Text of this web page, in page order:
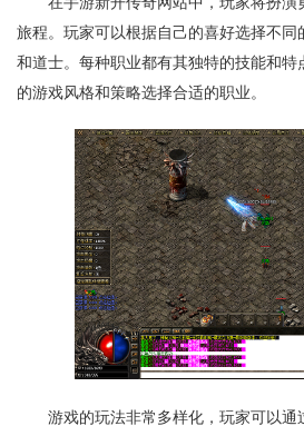
旅程。玩家可以根据自己的喜好选择不同
和道士。每种职业都有其独特的技能和特
的游戏风格和策略选择合适的职业。
游戏的玩法非常多样化，玩家可以通